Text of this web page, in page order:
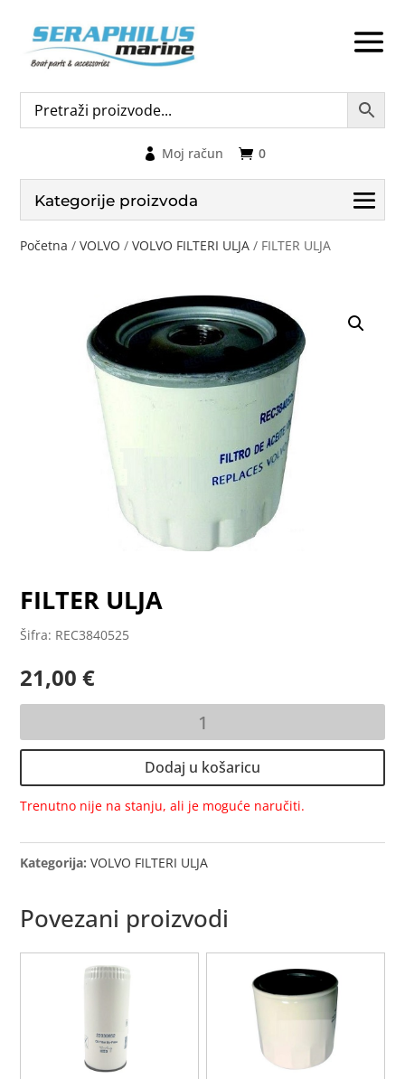
0
Moj račun
Kategorije proizvoda
Početna /VOLVO /VOLVO FILTERI ULJA / FILTER ULJA
FILTER ULJA
Šifra: REC3840525
21,00€
količina
Dodaj u košaricu
Trenutno nije na stanju, ali je moguće naručiti.
Kategorija:VOLVO FILTERI ULJA
Povezani proizvodi